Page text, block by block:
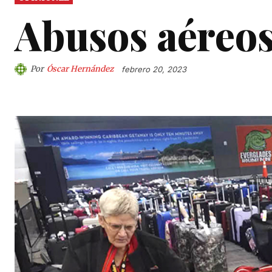
Abusos
Por Óscar Hernández febrero 20, 2023